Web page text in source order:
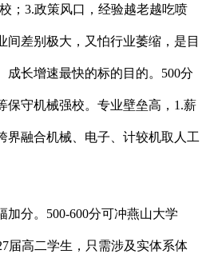
；3.政策风口，经验越老越吃喷
间差别极大，又怕行业萎缩，是目
成长增速最快的标的目的。500分
保守机械强校。专业壁垒高，1.薪
界融合机械、电子、计较机取人工
分。500-600分可冲燕山大学
届高二学生，只需涉及实体系体